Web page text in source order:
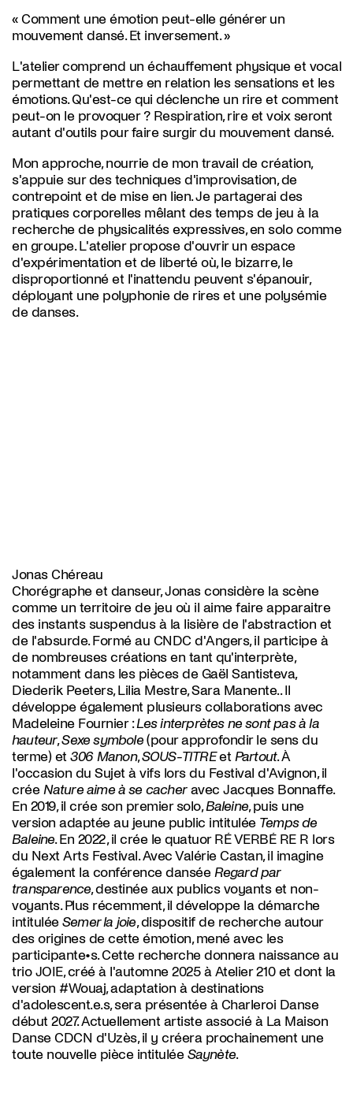
« Comment une émotion peut-elle générer un
mouvement dansé. Et inversement. »
L'atelier comprend un échauffement physique et vocal
permettant de mettre en relation les sensations et les
émotions. Qu'est-ce qui déclenche un rire et comment
peut-on le provoquer ? Respiration, rire et voix seront
autant d'outils pour faire surgir du mouvement dansé.
Mon approche, nourrie de mon travail de création,
s'appuie sur des techniques d'improvisation, de
contrepoint et de mise en lien. Je partagerai des
pratiques corporelles mêlant des temps de jeu à la
recherche de physicalités expressives, en solo comme
en groupe. L'atelier propose d'ouvrir un espace
d'expérimentation et de liberté où, le bizarre, le
disproportionné et l'inattendu peuvent s'épanouir,
déployant une polyphonie de rires et une polysémie
de danses.
Jonas Chéreau
Chorégraphe et danseur, Jonas considère la scène
comme un territoire de jeu où il aime faire apparaitre
des instants suspendus à la lisière de l'abstraction et
de l'absurde. Formé au CNDC d'Angers, il participe à
de nombreuses créations en tant qu'interprète,
notamment dans les pièces de Gaël Santisteva,
Diederik Peeters, Lilia Mestre, Sara Manente.. Il
développe également plusieurs collaborations avec
Madeleine Fournier :Les interprètes ne sont pas à la
hauteur,Sexe symbole(pour approfondir le sens du
terme) et 306 Manon,SOUS-TITREet Partout. À
l'occasion du Sujet à vifs lors du Festival d'Avignon, il
crée Nature aime à se cacheravec Jacques Bonnaffe.
En 2019, il crée son premier solo,Baleine, puis une
version adaptée au jeune public intitulée Temps de
Baleine. En 2022, il crée le quatuor RÉ VERBÉ RE R lors
du Next Arts Festival. Avec Valérie Castan, il imagine
également la conférence dansée Regard par
transparence, destinée aux publics voyants et non-
voyants. Plus récemment, il développe la démarche
intitulée Semer la joie, dispositif de recherche autour
des origines de cette émotion, mené avec les
participante•s. Cette recherche donnera naissance au
trio JOIE, créé à l'automne 2025 à Atelier 210 et dont la
version #Wouaj, adaptation à destinations
d'adolescent.e.s, sera présentée à Charleroi Danse
début 2027. Actuellement artiste associé à La Maison
Danse CDCN d'Uzès, il y créera prochainement une
toute nouvelle pièce intitulée Saynète.